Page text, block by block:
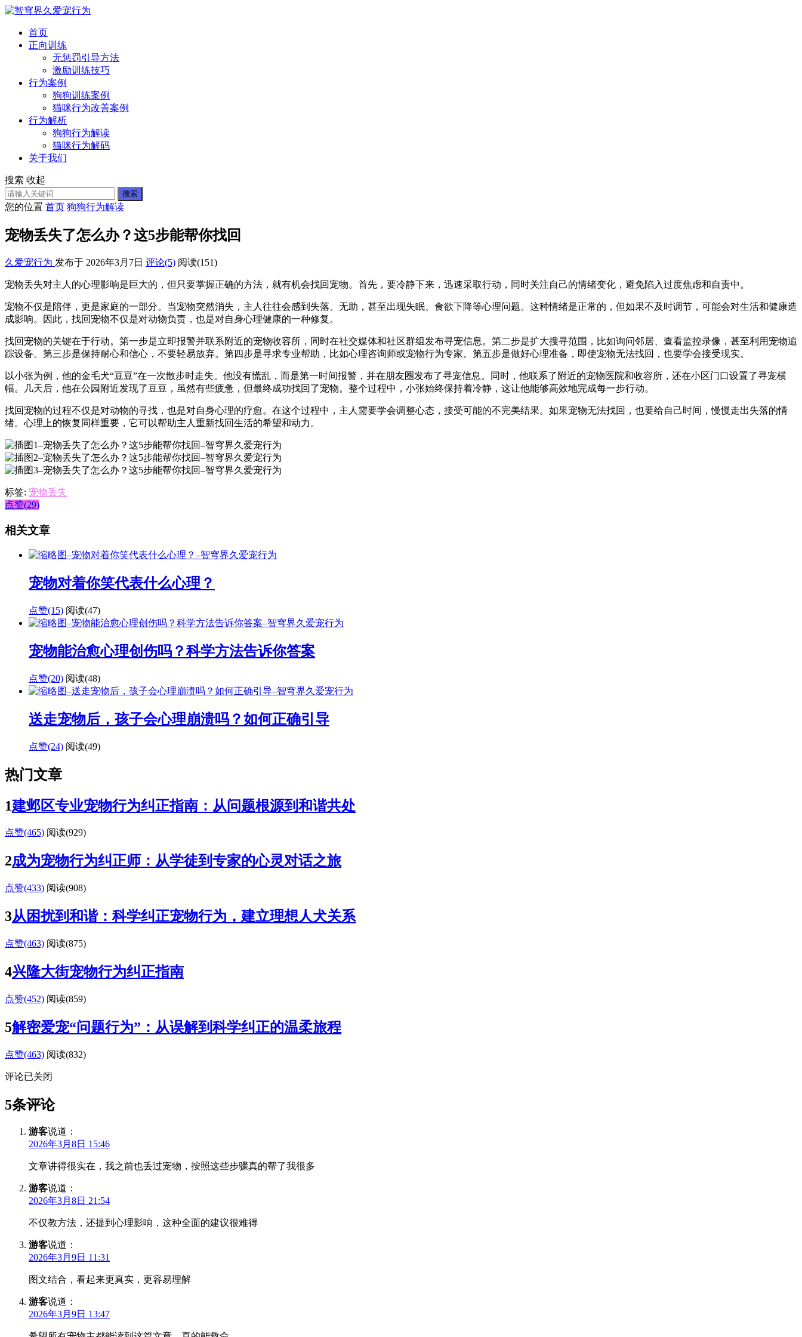
首页
正向训练
无惩罚引导方法
激励训练技巧
行为案例
狗狗训练案例
猫咪行为改善案例
行为解析
狗狗行为解读
猫咪行为解码
关于我们
搜索 收起
搜索
您的位置 首页 狗狗行为解读
宠物丢失了怎么办？这5步能帮你找回
久爱宠行为 发布于 2026年3月7日 评论(5) 阅读(151)
宠物丢失对主人的心理影响是巨大的，但只要掌握正确的方法，就有机会找回宠物。首先，要冷静下来，迅速采取行动，同时关注自己的情绪变化，避免陷入过度焦虑和自责中。
宠物不仅是陪伴，更是家庭的一部分。当宠物突然消失，主人往往会感到失落、无助，甚至出现失眠、食欲下降等心理问题。这种情绪是正常的，但如果不及时调节，可能会对生活和健康造
成影响。因此，找回宠物不仅是对动物负责，也是对自身心理健康的一种修复。
找回宠物的关键在于行动。第一步是立即报警并联系附近的宠物收容所，同时在社交媒体和社区群组发布寻宠信息。第二步是扩大搜寻范围，比如询问邻居、查看监控录像，甚至利用宠物追
踪设备。第三步是保持耐心和信心，不要轻易放弃。第四步是寻求专业帮助，比如心理咨询师或宠物行为专家。第五步是做好心理准备，即使宠物无法找回，也要学会接受现实。
以小张为例，他的金毛犬“豆豆”在一次散步时走失。他没有慌乱，而是第一时间报警，并在朋友圈发布了寻宠信息。同时，他联系了附近的宠物医院和收容所，还在小区门口设置了寻宠横
幅。几天后，他在公园附近发现了豆豆，虽然有些疲惫，但最终成功找回了宠物。整个过程中，小张始终保持着冷静，这让他能够高效地完成每一步行动。
找回宠物的过程不仅是对动物的寻找，也是对自身心理的疗愈。在这个过程中，主人需要学会调整心态，接受可能的不完美结果。如果宠物无法找回，也要给自己时间，慢慢走出失落的情
绪。心理上的恢复同样重要，它可以帮助主人重新找回生活的希望和动力。
标签: 宠物丢失
点赞(29)
相关文章
宠物对着你笑代表什么心理？
点赞(15) 阅读(47)
宠物能治愈心理创伤吗？科学方法告诉你答案
点赞(20) 阅读(48)
送走宠物后，孩子会心理崩溃吗？如何正确引导
点赞(24) 阅读(49)
热门文章
1建邺区专业宠物行为纠正指南：从问题根源到和谐共处
点赞(465) 阅读(929)
2成为宠物行为纠正师：从学徒到专家的心灵对话之旅
点赞(433) 阅读(908)
3从困扰到和谐：科学纠正宠物行为，建立理想人犬关系
点赞(463) 阅读(875)
4兴隆大街宠物行为纠正指南
点赞(452) 阅读(859)
5解密爱宠“问题行为”：从误解到科学纠正的温柔旅程
点赞(463) 阅读(832)
评论已关闭
5条评论
游客说道：
2026年3月8日 15:46
文章讲得很实在，我之前也丢过宠物，按照这些步骤真的帮了我很多
游客说道：
2026年3月8日 21:54
不仅教方法，还提到心理影响，这种全面的建议很难得
游客说道：
2026年3月9日 11:31
图文结合，看起来更真实，更容易理解
游客说道：
2026年3月9日 13:47